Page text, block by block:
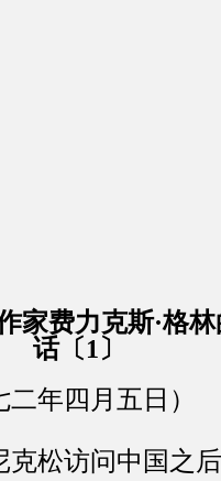
家费力克斯·格
话〔1〕
年四月五日）
松访问中国之